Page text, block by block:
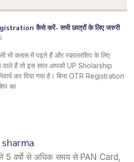
कैसे करें- सभी छात्रों के लिए जरुरी
भी क्लास में पढ़ते हैं और स्कालरशिप के लिए
हैं तो इस साल आपको UP Sholarship
कर दिया गया है। बिना OTR Registration
का
5 वर्षो से अधिक समय से PAN Card,